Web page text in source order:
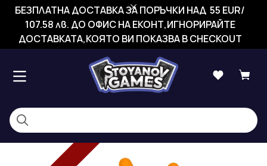
БЕЗПЛАТНА ДОСТАВКА ЗА ПОРЪЧКИ НАД 55 EUR/
107.58 лв. ДО ОФИС НА ЕКОНТ,ИГНОРИРАЙТЕ
ДОСТАВКАТА,КОЯТО ВИ ПОКАЗВА В CHECKOUT